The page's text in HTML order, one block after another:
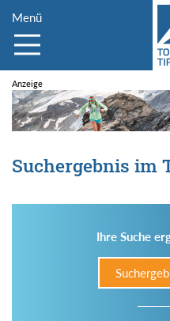
Menü
Suchergebnis im
Ihre Suche